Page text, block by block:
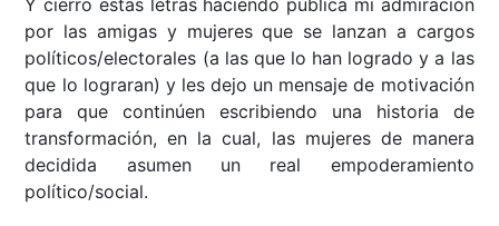
por las amigas y mujeres que se lanzan a cargos
políticos/electorales (a las que lo han logrado y a las
que lo lograran) y les dejo un mensaje de motivación
para que continúen escribiendo una historia de
transformación, en la cual, las mujeres de manera
decidida asumen un real empoderamiento
político/social.